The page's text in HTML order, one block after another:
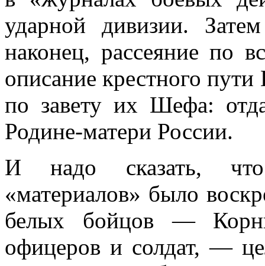
ударной дивизии.
наконец, рассеяние по
описание крестного
по завету их Шефа:
Родине-матери России.
И надо сказать,
«материалов» было
белых бойцов —
офицеров и солдат, —